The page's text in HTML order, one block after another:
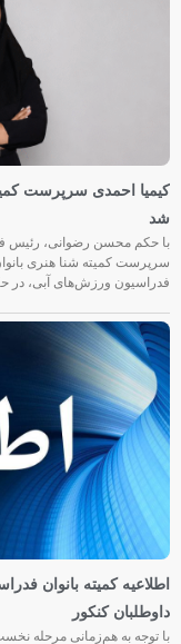
کیمیا احمدی سرپرست
شد
با حکم محسن رضوانی، رئیس
سرپرست کمیته شنا هنری
فدراسیون ورزش‌های آبی، در
اطلاعیه کمیته بانوان
داوطلبان کنکور
با توجه به هم‌زمانی مرحله